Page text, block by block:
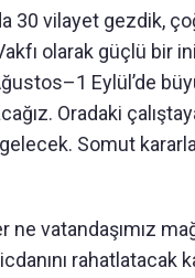
30 vilayet gezdik,
Vakfı olarak güçlü bir
Eylül’de
Oradaki
Somut kararlar
ne vatandaşımız
rahatlatacak